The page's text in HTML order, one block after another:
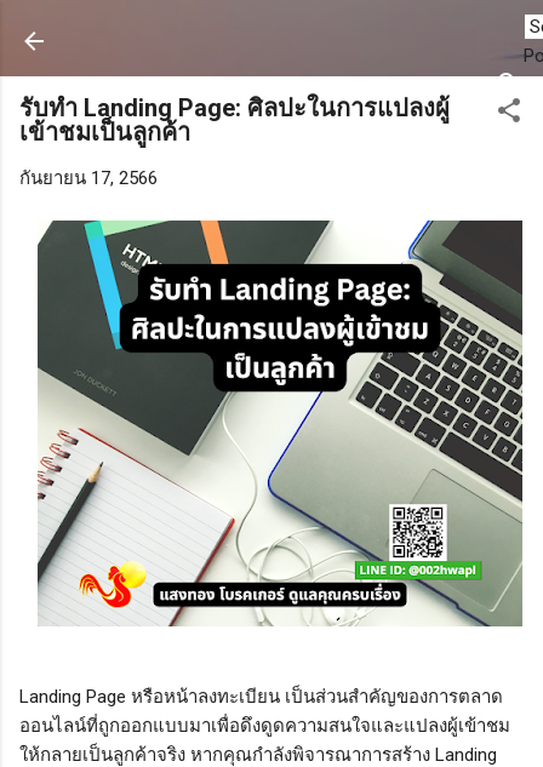
รับทำ Landing Page: ศิลปะในการแปลงผู้
เข้าชมเป็นลูกค้า
กันยายน 17, 2566
Landing Page หรือหน้าลงทะเบียน เป็นส่วนสำคัญของการตลาด
ออนไลน์ที่ถูกออกแบบมาเพื่อดึงดูดความสนใจและแปลงผู้เข้าชม
ให้กลายเป็นลูกค้าจริง หากคุณกำลังพิจารณาการสร้าง Landing